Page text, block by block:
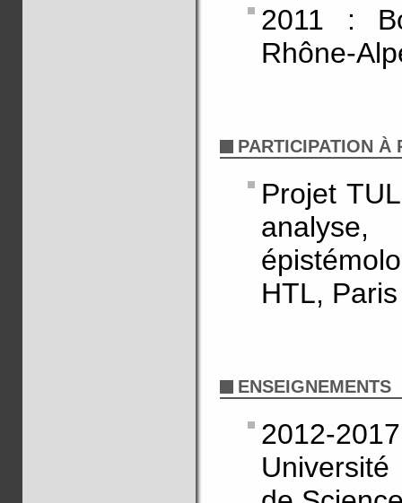
2011 :
Rhône-
PARTICIPATION À
Projet
HTL,
ENSEIGNEMENTS
2012-2017